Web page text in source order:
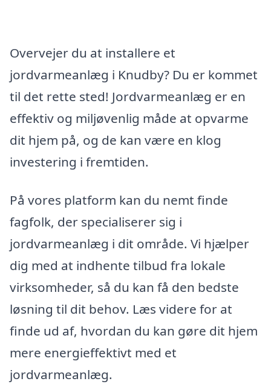
Overvejer du at installere et
jordvarmeanlæg i Knudby? Du er kommet
til det rette sted! Jordvarmeanlæg er en
effektiv og miljøvenlig måde at opvarme
dit hjem på, og de kan være en klog
investering i fremtiden.
På vores platform kan du nemt finde
fagfolk, der specialiserer sig i
jordvarmeanlæg i dit område. Vi hjælper
dig med at indhente tilbud fra lokale
virksomheder, så du kan få den bedste
løsning til dit behov. Læs videre for at
finde ud af, hvordan du kan gøre dit hjem
mere energieffektivt med et
jordvarmeanlæg.